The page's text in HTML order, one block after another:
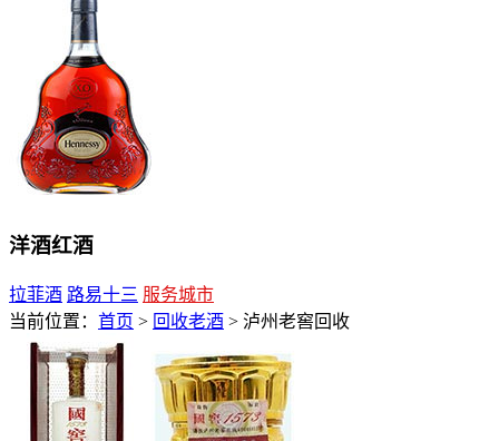
洋酒红酒
拉菲酒 路易十三 服务城市
当前位置： 首页 > 回收老酒 > 泸州老窖回收